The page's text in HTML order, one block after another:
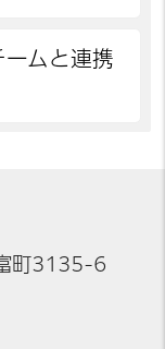
ームと連携
町3135-6